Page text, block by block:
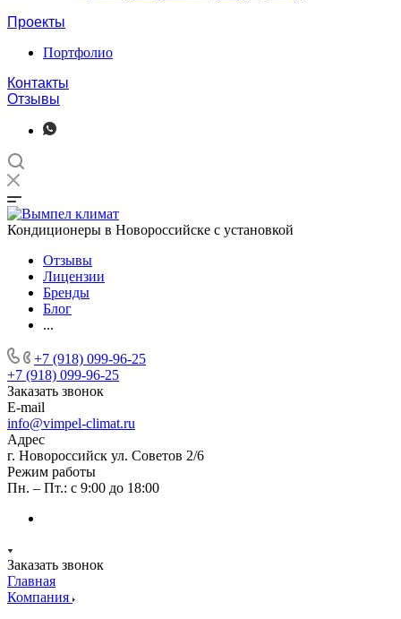
Проекты
Портфолио
Контакты
Отзывы
Кондиционеры в Новороссийске с установкой
Отзывы
Лицензии
Бренды
Блог
...
+7 (918) 099-96-25
+7 (918) 099-96-25
Заказать звонок
E-mail
info@vimpel-climat.ru
Адрес
г. Новороссийск ул. Советов 2/6
Режим работы
Пн. – Пт.: с 9:00 до 18:00
Заказать звонок
Главная
Компания